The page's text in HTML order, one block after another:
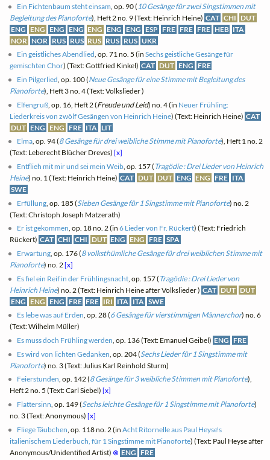
Ein Fichtenbaum steht einsam , op. 90 ( 10 Gesänge für zwei Singstimmen mit
Begleitung des Pianoforte), Heft 2 no. 9 (Text: Heinrich Heine) CAT CHI DUT
ENG ENG ENG ENG ENG ENG ENG ESP FRE FRE FRE HEB ITA
NOR NOR RUS RUS RUS RUS RUS UKR
Ein geistliches Abendlied, op. 71 no. 5 (inSechs geistliche Gesänge für
gemischten Chor) (Text: Gottfried Kinkel) CAT DUT ENG FRE
Ein Pilgerlied, op. 100 (Neue Gesänge für eine Stimme mit Begleitung des
Pianoforte), Heft 3 no. 4 (Text: Volkslieder )
Elfengruß , op. 16, Heft 2 (Freude und Leid) no. 4 (in Neuer Frühling:
Liederkreis von zwölf Gesängen von Heinrich Heine) (Text: Heinrich Heine) CAT
DUT ENG ENG FRE ITA LIT
Elma, op. 94 (8 Gesänge für drei weibliche Stimme mit Pianoforte), Heft 1 no. 2
(Text: Leberecht Blücher Dreves)[x]
Entflieh mit mir und sei mein Weib, op. 157 ( Tragödie : Drei Lieder von Heinrich
Heine) no. 1 (Text: Heinrich Heine) CAT DUT DUT ENG ENG FRE ITA
SWE
Erfüllung , op. 185 (Sieben Gesänge für 1 Singstimme mit Pianoforte) no. 2
(Text: Christoph Joseph Matzerath)
Er ist gekommen, op. 18 no. 2 (in6 Lieder von Fr. Rückert) (Text: Friedrich
Rückert) CAT CHI CHI DUT ENG ENG FRE SPA
Erwartung, op. 176 (8 volksthümliche Gesänge für drei weiblichen Stimme mit
Pianoforte) no. 2[x]
Es fiel ein Reif in der Frühlingsnacht , op. 157 ( Tragödie : Drei Lieder von
Heinrich Heine) no. 2 (Text: Heinrich Heine after Volkslieder ) CAT DUT DUT
ENG ENG ENG FRE FRE IRI ITA ITA SWE
Es lebe was auf Erden, op. 28 (6 Gesänge für vierstimmigen Männerchor) no. 6
(Text: Wilhelm Müller)
Es muss doch Frühling werden, op. 136 (Text: Emanuel Geibel) ENG FRE
Es wird von lichten Gedanken , op. 204 (Sechs Lieder für 1 Singstimme mit
Pianoforte) no. 3 (Text: Julius Karl Reinhold Sturm)
Feierstunden, op. 142 (8 Gesänge für 3 weibliche Stimmen mit Pianoforte),
Heft 2 no. 5 (Text: Carl Siebel)[x]
Flattersinn, op. 149 (Sechs leichte Gesänge für 1 Singstimme mit Pianoforte)
no. 3 (Text: Anonymous)[x]
Fliege Täubchen , op. 118 no. 2 (inAcht Ritornelle aus Paul Heyse's
italienischem Liederbuch, für 1 Singstimme mit Pianoforte) (Text: Paul Heyse after
Anonymous/Unidentified Artist) ⊗ ENG FRE